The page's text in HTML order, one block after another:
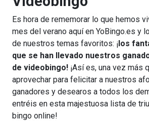
Es hora de rememorar lo que hemos
mes del verano aquí en YoBingo.es y
de nuestros temas favoritos: ¡los
que se han llevado nuestros
de videobingo! ¡Así es, una vez más
aprovechar para felicitar a nuestros
ganadores y desearos a todos los
entréis en esta majestuosa lista de
bingo online!